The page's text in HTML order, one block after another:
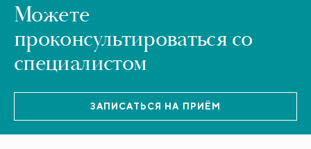
Можете
проконсультироваться со
специалистом
ЗАПИСАТЬСЯ НА ПРИЁМ